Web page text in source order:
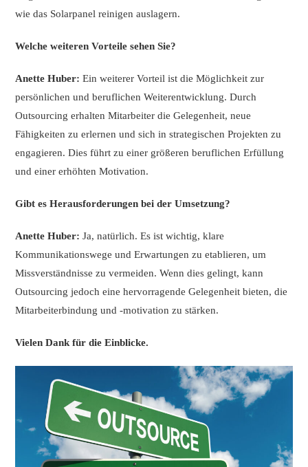
wie das Solarpanel reinigen auslagern.
Welche weiteren Vorteile sehen Sie?
Anette Huber: Ein weiterer Vorteil ist die Möglichkeit zur
persönlichen und beruflichen Weiterentwicklung. Durch
Outsourcing erhalten Mitarbeiter die Gelegenheit, neue
Fähigkeiten zu erlernen und sich in strategischen Projekten zu
engagieren. Dies führt zu einer größeren beruflichen Erfüllung
und einer erhöhten Motivation.
Gibt es Herausforderungen bei der Umsetzung?
Anette Huber: Ja, natürlich. Es ist wichtig, klare
Kommunikationswege und Erwartungen zu etablieren, um
Missverständnisse zu vermeiden. Wenn dies gelingt, kann
Outsourcing jedoch eine hervorragende Gelegenheit bieten, die
Mitarbeiterbindung und -motivation zu stärken.
Vielen Dank für die Einblicke.